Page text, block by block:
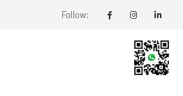
Follow: